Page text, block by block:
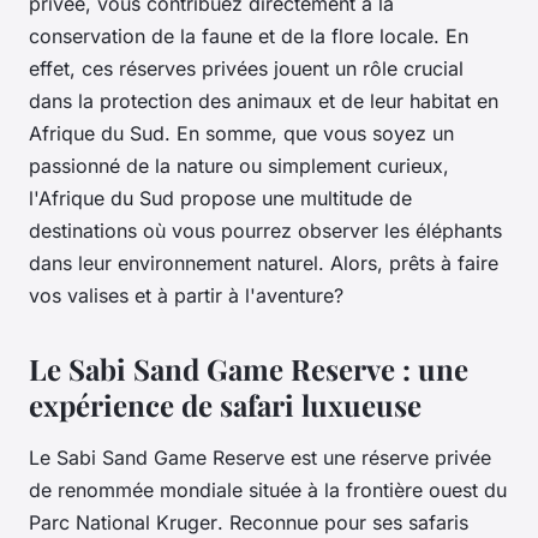
conservation de la faune et de la flore locale. En
effet, ces réserves privées jouent un rôle crucial
dans la protection des animaux et de leur habitat en
Afrique du Sud. En somme, que vous soyez un
passionné de la nature ou simplement curieux,
l'Afrique du Sud propose une multitude de
destinations où vous pourrez observer les éléphants
dans leur environnement naturel. Alors, prêts à faire
vos valises et à partir à l'aventure?
Le Sabi Sand Game Reserve : une
expérience de safari luxueuse
Le Sabi Sand Game Reserve est une réserve privée
de renommée mondiale située à la frontière ouest du
Parc National Kruger. Reconnue pour ses safaris